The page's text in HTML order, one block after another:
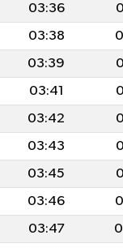
03:36
03:38
03:39
03:41
03:42
03:43
03:45
03:46
03:47